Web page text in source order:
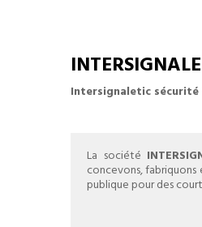
Intersignaletic sécurité
La société
concevons,
publique pour des